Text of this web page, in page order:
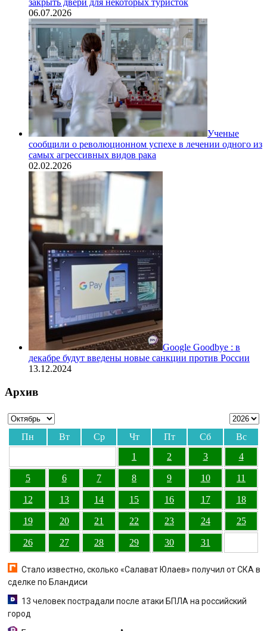
закрыть двери для некоторых туристок
06.07.2026
Ученые
сообщили о революционном успехе в лечении одного из
самых агрессивных видов рака
02.02.2026
Google Goodbye : в
декабре будут введены новые санкции против России
13.12.2024
Архив
Пн Вт Ср Чт Пт Сб
Вс
1
2 3 4
5 6 7 8 9 10 11
12 13 14 15 16 17 18
19 20 21 22 23 24 25
26 27 28 29 30 31
Стало известно, сколько «Салават Юлаев» получил от СКА в
сделке по Бландиси
13 человек пострадали после атаки БПЛА на российский
город